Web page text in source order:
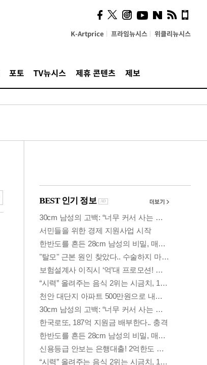
K-Artprice 프라임뉴시스 위클리뉴시스
포토 TV뉴시스 제휴 콘텐츠 제보
시, 스마트폰 액세서리에
NFC 더했다